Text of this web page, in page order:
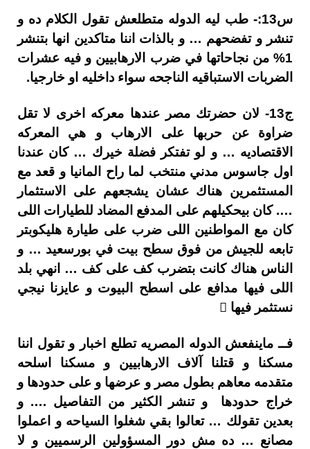
س13:- طب ليه الدوله متطلعش تقول الكلام ده و
تنشر و تفضحهم … و بالذات اننا متاكدين انها بتنشر
1% من نجاحاتها في ضرب الارهابيين و فيه عشرات
الضربات الاستباقيه الناجحه سواء داخليه او خارجيا.
ج13- لان حضرتك مصر عندها معركه اخرى لا تقل
ضراوة عن حربها على الارهاب و هي المعركه
الاقتصاديه … و لو تفتكر فضلة خيرك … كان عندنا
اول جاسوس مدني منتخب لما راح المانيا و قعد مع
المستثمرين هناك عشان يشجعهم على الاستثمار
…. كان بيحكيلهم على المدفع المضاد للطيارات اللى
كان مع المواطنين اللى ضرب على طيارة هليكوبتر
تابعه للجيش من فوق سطح بيت في بورسعيد … و
الناس هناك كانت بتضرب كف على كف … انهي بلد
اللى فيها مدافع على اسطح البيوت و عايزنا نيجي
نستثمر فيها 
فــ ماينفعش الدوله المصريه تطلع اخبار و تقول اننا
مسكنا و قتلنا آلاف الارهابيين و مسكنا اسلحه
متقدمه معاهم بطول مصر و عرضها و على حدودها و
خراج حدودها و تنشر الكثير من التفاصيل …. و
بعدين تقولك … تعالوا بقي شغلوا السياحه و اعملوا
مصانع … ده مش دور المسؤولين الرسميين و لا